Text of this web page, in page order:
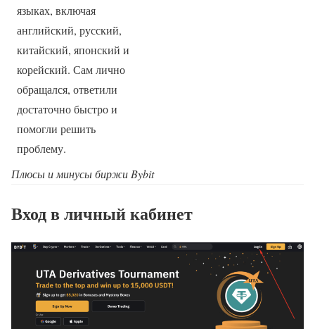
языках, включая
английский, русский,
китайский, японский и
корейский. Сам лично
обращался, ответили
достаточно быстро и
помогли решить
проблему.
Плюсы и минусы биржи Bybit
Вход в личный кабинет